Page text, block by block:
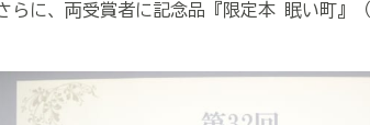
らに、両受賞者に記念品『限定本 眠い町』（